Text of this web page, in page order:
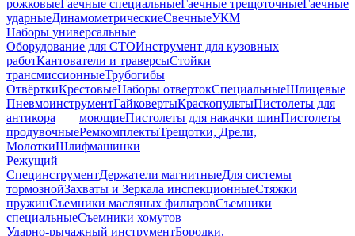
рожковыеГаечные специальныеГаечные трещоточныеГаечные
ударныеДинамометрическиеСвечныеУКМ
Наборы универсальные
Оборудование для СТОИнструмент для кузовных
работКантователи и траверсыСтойки
трансмиссионныеТрубогибы
ОтвёрткиКрестовыеНаборы отвертокСпециальныеШлицевые
ПневмоинструментГайковертыКраскопультыПистолеты для
антикора
моющиеПистолеты для накачки шинПистолеты
продувочныеРемкомплектыТрещотки, Дрели,
МолоткиШлифмашинки
Режущий
СпецинструментДержатели магнитныеДля системы
тормознойЗахваты и Зеркала инспекционныеСтяжки
пружинСъемники масляных фильтровСъемники
специальныеСъемники хомутов
Ударно-рычажный инструментБородки,